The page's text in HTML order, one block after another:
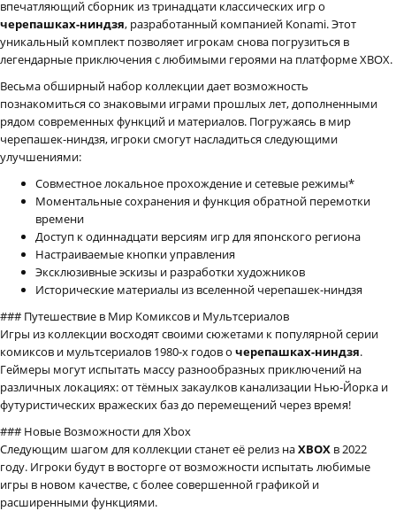
впечатляющий сборник из тринадцати классических игр о
черепашках-ниндзя, разработанный компанией Konami. Этот
уникальный комплект позволяет игрокам снова погрузиться в
легендарные приключения с любимыми героями на платформе XBOX.
Весьма обширный набор коллекции дает возможность
познакомиться со знаковыми играми прошлых лет, дополненными
рядом современных функций и материалов. Погружаясь в мир
черепашек-ниндзя, игроки смогут насладиться следующими
улучшениями:
Совместное локальное прохождение и сетевые режимы*
Моментальные сохранения и функция обратной перемотки
времени
Доступ к одиннадцати версиям игр для японского региона
Настраиваемые кнопки управления
Эксклюзивные эскизы и разработки художников
Исторические материалы из вселенной черепашек-ниндзя
### Путешествие в Мир Комиксов и Мультсериалов
Игры из коллекции восходят своими сюжетами к популярной серии
комиксов и мультсериалов 1980-х годов о черепашках-ниндзя.
Геймеры могут испытать массу разнообразных приключений на
различных локациях: от тёмных закаулков канализации Нью-Йорка и
футуристических вражеских баз до перемещений через время!
### Новые Возможности для Xbox
Следующим шагом для коллекции станет её релиз наXBOX в 2022
году. Игроки будут в восторге от возможности испытать любимые
игры в новом качестве, с более совершенной графикой и
расширенными функциями.